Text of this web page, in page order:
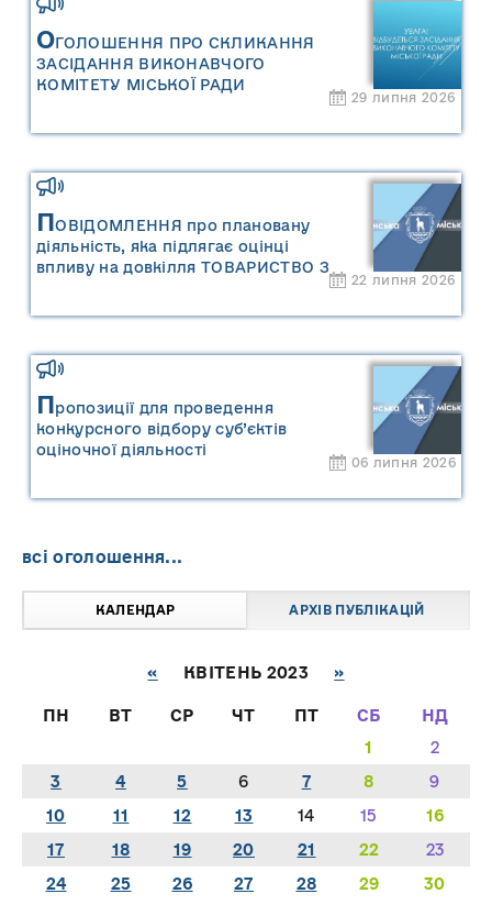
ОГОЛОШЕННЯ ПРО СКЛИКАННЯ
ЗАСІДАННЯ ВИКОНАВЧОГО
КОМІТЕТУ МІСЬКОЇ РАДИ
29 липня 2026
ПОВІДОМЛЕННЯ про плановану
діяльність, яка підлягає оцінці
впливу на довкілля ТОВАРИСТВО З
22 липня 2026
Пропозиції для проведення
конкурсного відбору суб’єктів
оціночної діяльності
06 липня 2026
всі оголошення...
КАЛЕНДАР АРХІВ ПУБЛІКАЦІЙ
« КВІТЕНЬ 2023 »
ПН ВТ СР ЧТ ПТ СБ
НД
1
2
3
4 5 6 7 8
9
10
11 12 13 14 15
16
17
18 19 20 21 22
23
24
25 26 27 28 29 30